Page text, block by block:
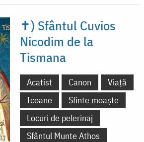
✝) Sfântul Cuvios
Nicodim de la
Tismana
Acatist Canon
Viață
Icoane
Sfinte moaște
Locuri de pelerinaj
Sfântul Munte Athos